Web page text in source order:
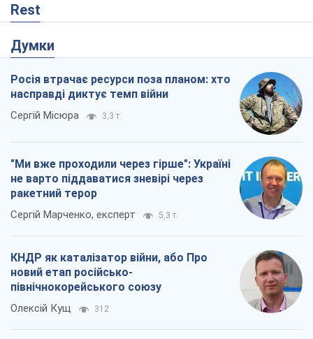
Rest
Думки
Росія втрачає ресурси поза планом: хто
насправді диктує темп війни
Сергій Місюра 3,3 т.
"Ми вже проходили через гірше": Україні
не варто піддаватися зневірі через
ракетний терор
Сергій Марченко, експерт 5,3 т.
КНДР як каталізатор війни, або Про
новий етап російсько-
північнокорейського союзу
Олексій Кущ 312